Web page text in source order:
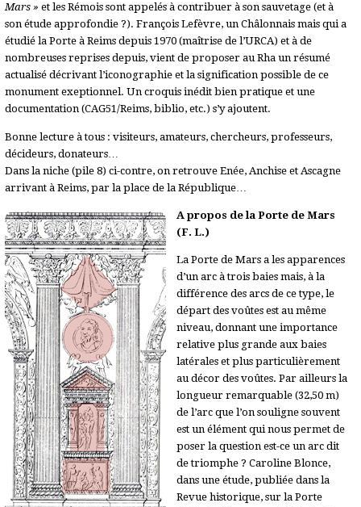
Mars »et les Rémois sont appelés à contribuer à son sauvetage (et à
son étude approfondie ?). François Lefèvre, un Châlonnais mais qui a
étudié la Porte à Reims depuis 1970 (maîtrise de l’URCA) et à de
nombreuses reprises depuis, vient de proposer au Rha un résumé
actualisé décrivant l’iconographie et la signification possible de ce
monument exeptionnel. Un croquis inédit bien pratique et une
documentation (CAG51/Reims, biblio, etc.) s’y ajoutent.
Bonne lecture à tous : visiteurs, amateurs, chercheurs, professeurs,
décideurs, donateurs…
Dans la niche (pile 8) ci-contre, on retrouve Enée, Anchise et Ascagne
arrivant à Reims, par la place de la République…
A propos de la Porte de Mars
(F. L.)
La Porte de Mars a les apparences
d’un arc à trois baies mais, à la
différence des arcs de ce type, le
départ des voûtes est au même
niveau, donnant une importance
relative plus grande aux baies
latérales et plus particulièrement
au décor des voûtes. Par ailleurs la
longueur remarquable (32,50 m)
de l’arc que l’on souligne souvent
est un élément qui nous permet de
poser la question est-ce un arc dit
de triomphe ? Caroline Blonce,
dans une étude, publiée dans la
Revue historique, sur la Porte